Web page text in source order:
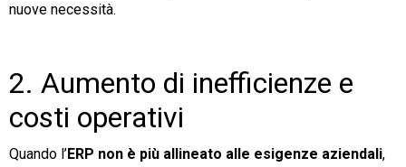
nuove necessità.
2. Aumento di inefficienze e
costi operativi
Quando l’ERP non è più allineato alle esigenze aziendali,